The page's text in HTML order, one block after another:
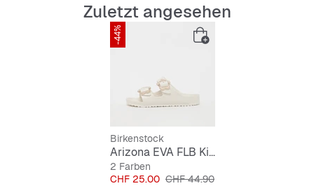
Leichtes Material
Zuletzt angesehen
-44%
Birkenstock
Arizona EVA FLB Kinder
2 Farben
Preis
CHF 25.00 Originalpreis
CHF 44.90